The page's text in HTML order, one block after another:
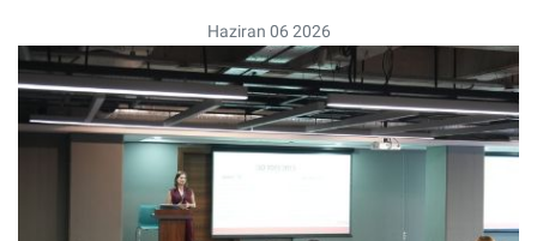
Haziran 06 2026